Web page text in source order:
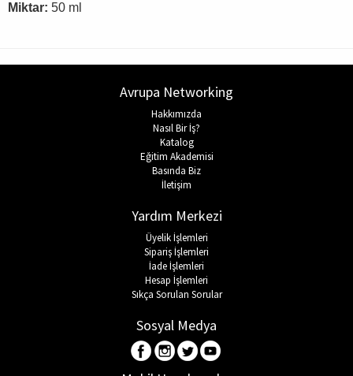
Miktar: 50 ml
Avrupa Networking
Hakkımızda
Nasıl Bir İş?
Katalog
Eğitim Akademisi
Basında Biz
İletişim
Yardım Merkezi
Üyelik İşlemleri
Sipariş İşlemleri
İade İşlemleri
Hesap İşlemleri
Sıkça Sorulan Sorular
Sosyal Medya